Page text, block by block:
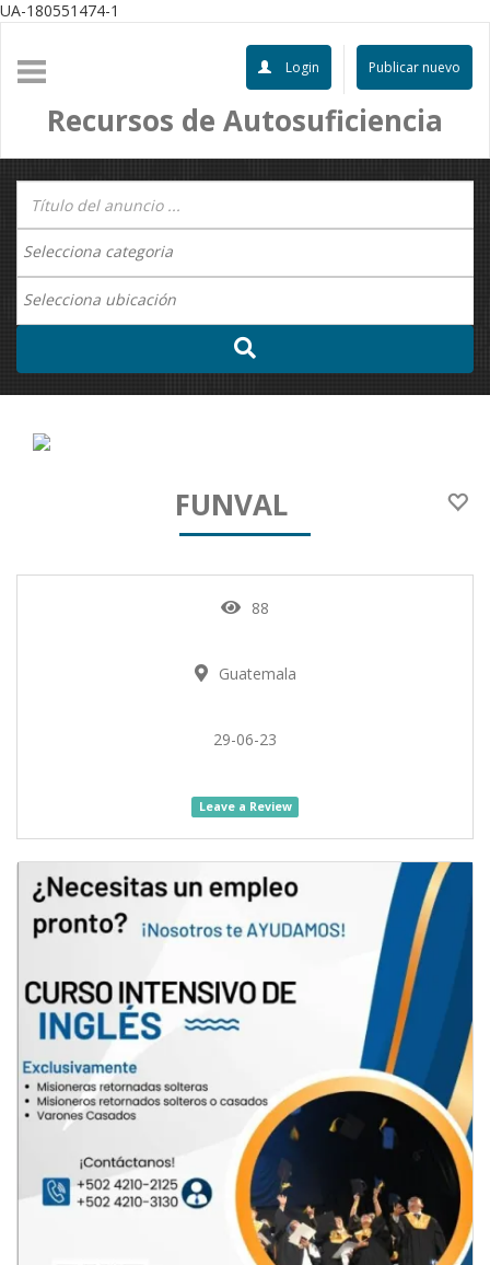
UA-180551474-1
Publicar nuevo
Login
Recursos de Autosuficiencia
FUNVAL
88
Guatemala
29-06-23
Leave a Review